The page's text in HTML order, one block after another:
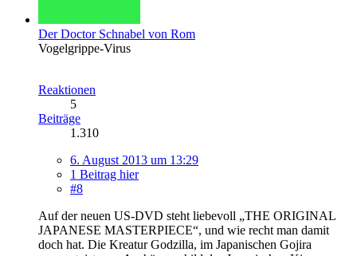
Der Doctor Schnabel von Rom
Vogelgrippe-Virus
Reaktionen
5
Beiträge
1.310
6. August 2013 um 13:29
1 Beitrag hier
#8
Auf der neuen US-DVD steht liebevoll „THE ORIGINAL
JAPANESE MASTERPIECE“, und wie recht man damit
doch hat. Die Kreatur Godzilla, im Japanischen Gojira